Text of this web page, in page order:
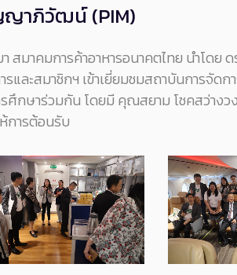
ญาภิวัฒน์ (PIM)
สมาคมการค้าอาหารอนาคตไทย นำโดย
และสมาชิกฯ เข้าเยี่ยมชมสถาบันการจั
ศึกษาร่วมกัน โดยมี คุณสยาม โชคสว่าง
การต้อนรับ